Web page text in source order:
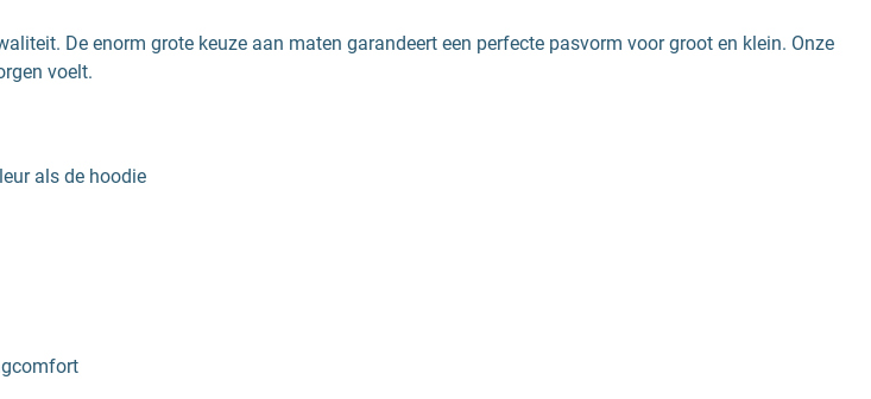
De enorm grote keuze aan maten garandeert een perfecte pasvorm voor groot en klein. Onze
voelt.
als de hoodie